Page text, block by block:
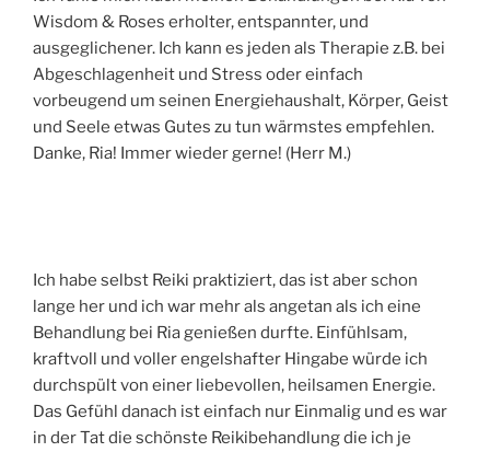
Wisdom & Roses erholter, entspannter, und
ausgeglichener. Ich kann es jeden als Therapie z.B. bei
Abgeschlagenheit und Stress oder einfach
vorbeugend um seinen Energiehaushalt, Körper, Geist
und Seele etwas Gutes zu tun wärmstes empfehlen.
Danke, Ria! Immer wieder gerne! (Herr M.)
Ich habe selbst Reiki praktiziert, das ist aber schon
lange her und ich war mehr als angetan als ich eine
Behandlung bei Ria genießen durfte. Einfühlsam,
kraftvoll und voller engelshafter Hingabe würde ich
durchspült von einer liebevollen, heilsamen Energie.
Das Gefühl danach ist einfach nur Einmalig und es war
in der Tat die schönste Reikibehandlung die ich je